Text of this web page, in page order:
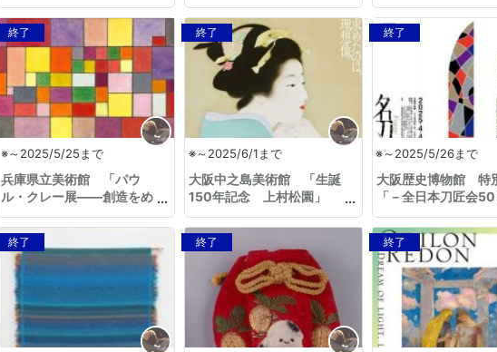
終了
※～2025/5/25まで
兵庫県立美術館 「パウ
ル・クレー展――創造をめ
ぐる星座」
終了
※～2025/6/1まで
大阪中之島美術館 「生誕
150年記念 上村松園」
終了
※～2025/5/26まで
大阪歴史博物館 特
「－全日本刀匠会
念－日本刀1000年
跡」
終了 終了 終了